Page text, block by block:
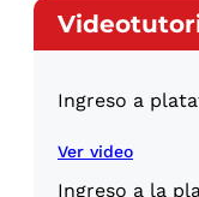
Ingreso a
Ver video
Ingreso a la